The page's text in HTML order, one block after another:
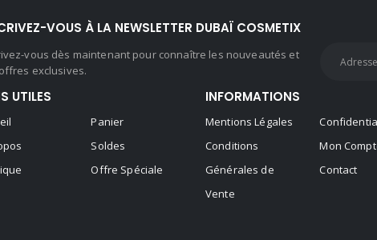
VOUS À LA NEWSLETTER DUBAÏ COSMETIX
vous dès maintenant pour connaître les nouveautés et
exclusives.
UTILES
Panier
Soldes
Offre Spéciale
INFORMATIONS
Mentions Légales
Conditions
Générales de
Vente
Mon
Contact